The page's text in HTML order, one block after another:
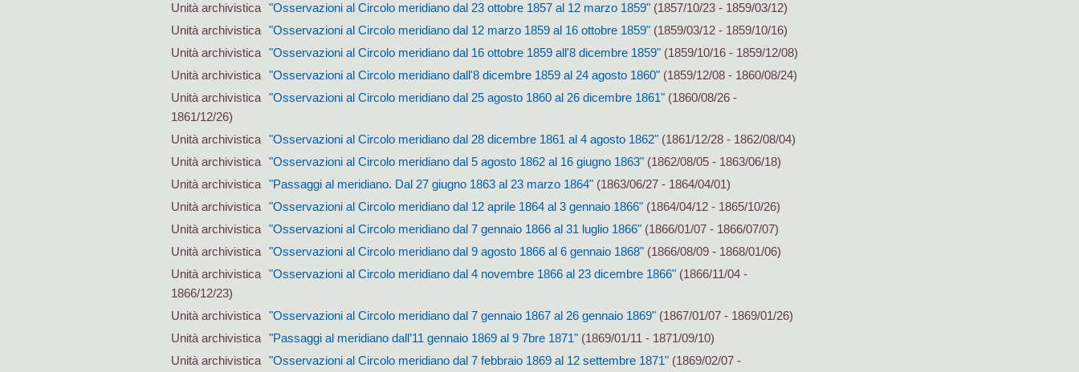
Unità archivistica "Osservazioni al Circolo meridiano dal 23 ottobre 1857 al 12 marzo 1859"(1857/10/23 - 1859/03/12)
Unità archivistica "Osservazioni al Circolo meridiano dal 12 marzo 1859 al 16 ottobre 1859"(1859/03/12 - 1859/10/16)
Unità archivistica "Osservazioni al Circolo meridiano dal 16 ottobre 1859 all'8 dicembre 1859"(1859/10/16 - 1859/12/08)
Unità archivistica "Osservazioni al Circolo meridiano dall'8 dicembre 1859 al 24 agosto 1860"(1859/12/08 - 1860/08/24)
Unità archivistica "Osservazioni al Circolo meridiano dal 25 agosto 1860 al 26 dicembre 1861"(1860/08/26 -
1861/12/26)
Unità archivistica "Osservazioni al Circolo meridiano dal 28 dicembre 1861 al 4 agosto 1862"(1861/12/28 - 1862/08/04)
Unità archivistica "Osservazioni al Circolo meridiano dal 5 agosto 1862 al 16 giugno 1863"(1862/08/05 - 1863/06/18)
Unità archivistica "Passaggi al meridiano. Dal 27 giugno 1863 al 23 marzo 1864"(1863/06/27 - 1864/04/01)
Unità archivistica "Osservazioni al Circolo meridiano dal 12 aprile 1864 al 3 gennaio 1866"(1864/04/12 - 1865/10/26)
Unità archivistica "Osservazioni al Circolo meridiano dal 7 gennaio 1866 al 31 luglio 1866"(1866/01/07 - 1866/07/07)
Unità archivistica "Osservazioni al Circolo meridiano dal 9 agosto 1866 al 6 gennaio 1868"(1866/08/09 - 1868/01/06)
Unità archivistica "Osservazioni al Circolo meridiano dal 4 novembre 1866 al 23 dicembre 1866"(1866/11/04 -
1866/12/23)
Unità archivistica "Osservazioni al Circolo meridiano dal 7 gennaio 1867 al 26 gennaio 1869"(1867/01/07 - 1869/01/26)
Unità archivistica "Passaggi al meridiano dall’11 gennaio 1869 al 9 7bre 1871"(1869/01/11 - 1871/09/10)
Unità archivistica "Osservazioni al Circolo meridiano dal 7 febbraio 1869 al 12 settembre 1871"(1869/02/07 -